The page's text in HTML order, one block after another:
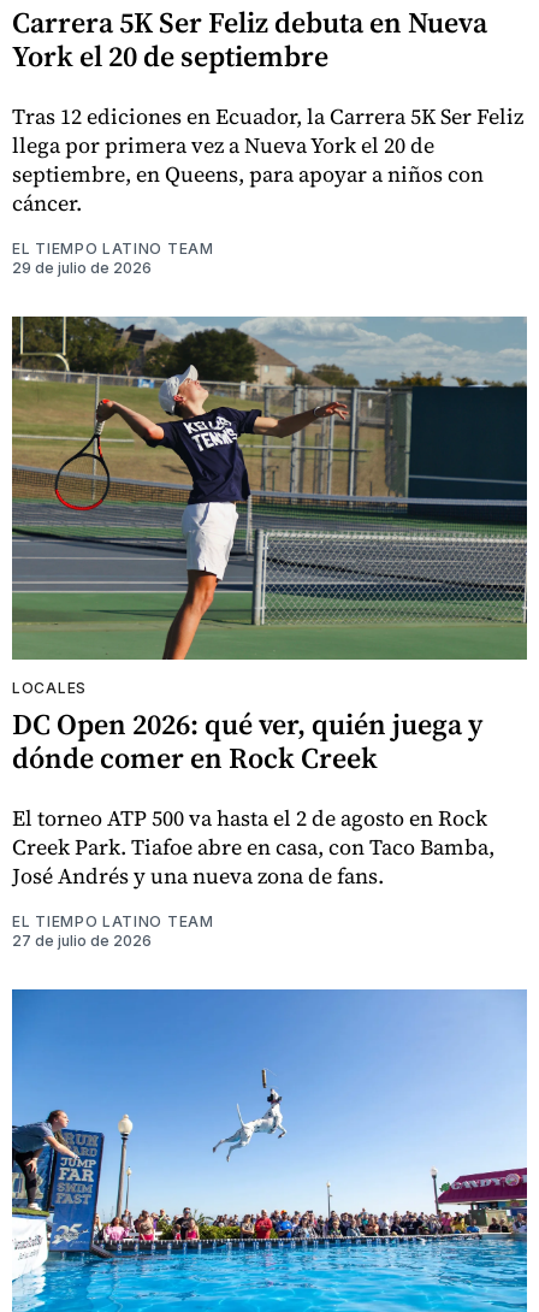
Carrera 5K Ser Feliz debuta en Nueva
York el 20 de septiembre
Tras 12 ediciones en Ecuador, la Carrera 5K Ser Feliz
llega por primera vez a Nueva York el 20 de
septiembre, en Queens, para apoyar a niños con
cáncer.
EL TIEMPO LATINO TEAM
29 de julio de 2026
LOCALES
DC Open 2026: qué ver, quién juega y
dónde comer en Rock Creek
El torneo ATP 500 va hasta el 2 de agosto en Rock
Creek Park. Tiafoe abre en casa, con Taco Bamba,
José Andrés y una nueva zona de fans.
EL TIEMPO LATINO TEAM
27 de julio de 2026